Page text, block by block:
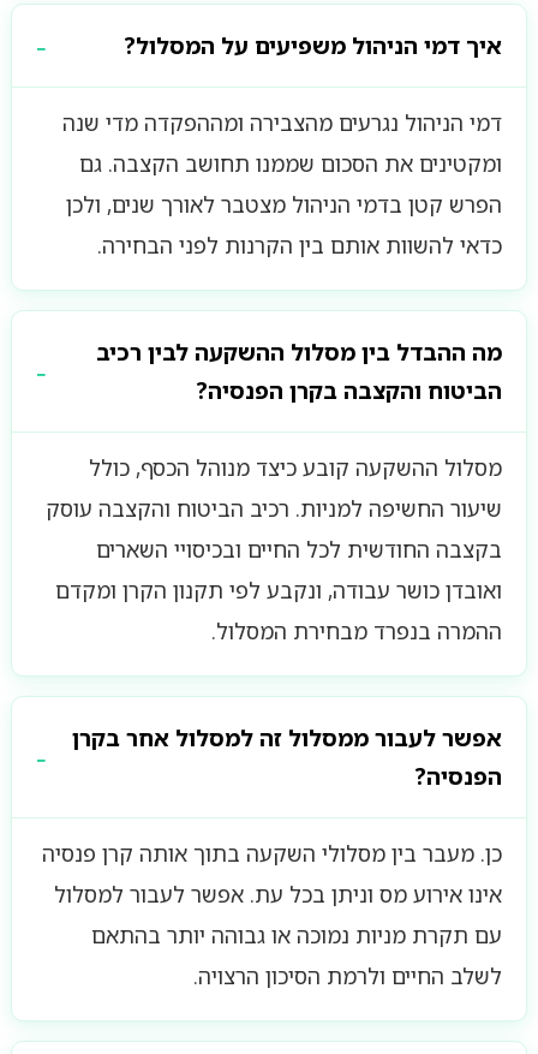
איך דמי הניהול משפיעים על המסלול?
דמי הניהול נגרעים מהצבירה ומההפקדה מדי שנה
ומקטינים את הסכום שממנו תחושב הקצבה. גם
הפרש קטן בדמי הניהול מצטבר לאורך שנים, ולכן
כדאי להשוות אותם בין הקרנות לפני הבחירה.
מה ההבדל בין מסלול ההשקעה לבין רכיב
הביטוח והקצבה בקרן הפנסיה?
מסלול ההשקעה קובע כיצד מנוהל הכסף, כולל
שיעור החשיפה למניות. רכיב הביטוח והקצבה עוסק
בקצבה החודשית לכל החיים ובכיסויי השארים
ואובדן כושר עבודה, ונקבע לפי תקנון הקרן ומקדם
ההמרה בנפרד מבחירת המסלול.
אפשר לעבור ממסלול זה למסלול אחר בקרן
הפנסיה?
כן. מעבר בין מסלולי השקעה בתוך אותה קרן פנסיה
אינו אירוע מס וניתן בכל עת. אפשר לעבור למסלול
עם תקרת מניות נמוכה או גבוהה יותר בהתאם
לשלב החיים ולרמת הסיכון הרצויה.